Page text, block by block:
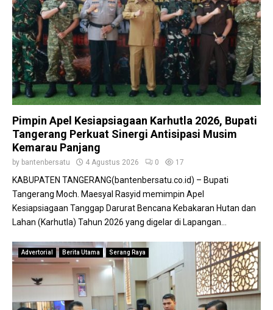
Pimpin Apel Kesiapsiagaan Karhutla 2026, Bupati
Tangerang Perkuat Sinergi Antisipasi Musim
Kemarau Panjang
by bantenbersatu 4 Agustus 2026 0 17
KABUPATEN TANGERANG(bantenbersatu.co.id) – Bupati
Tangerang Moch. Maesyal Rasyid memimpin Apel
Kesiapsiagaan Tanggap Darurat Bencana Kebakaran Hutan dan
Lahan (Karhutla) Tahun 2026 yang digelar di Lapangan...
Advertorial Berita Utama Serang Raya